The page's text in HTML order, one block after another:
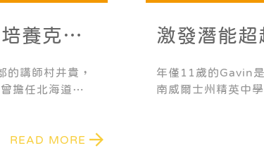
養克服
講師村井貴，
擔任北海道大
Award等
READ MORE
激發潛能
SEAMO金
年僅11歲的Gavin
南威爾士州精英中